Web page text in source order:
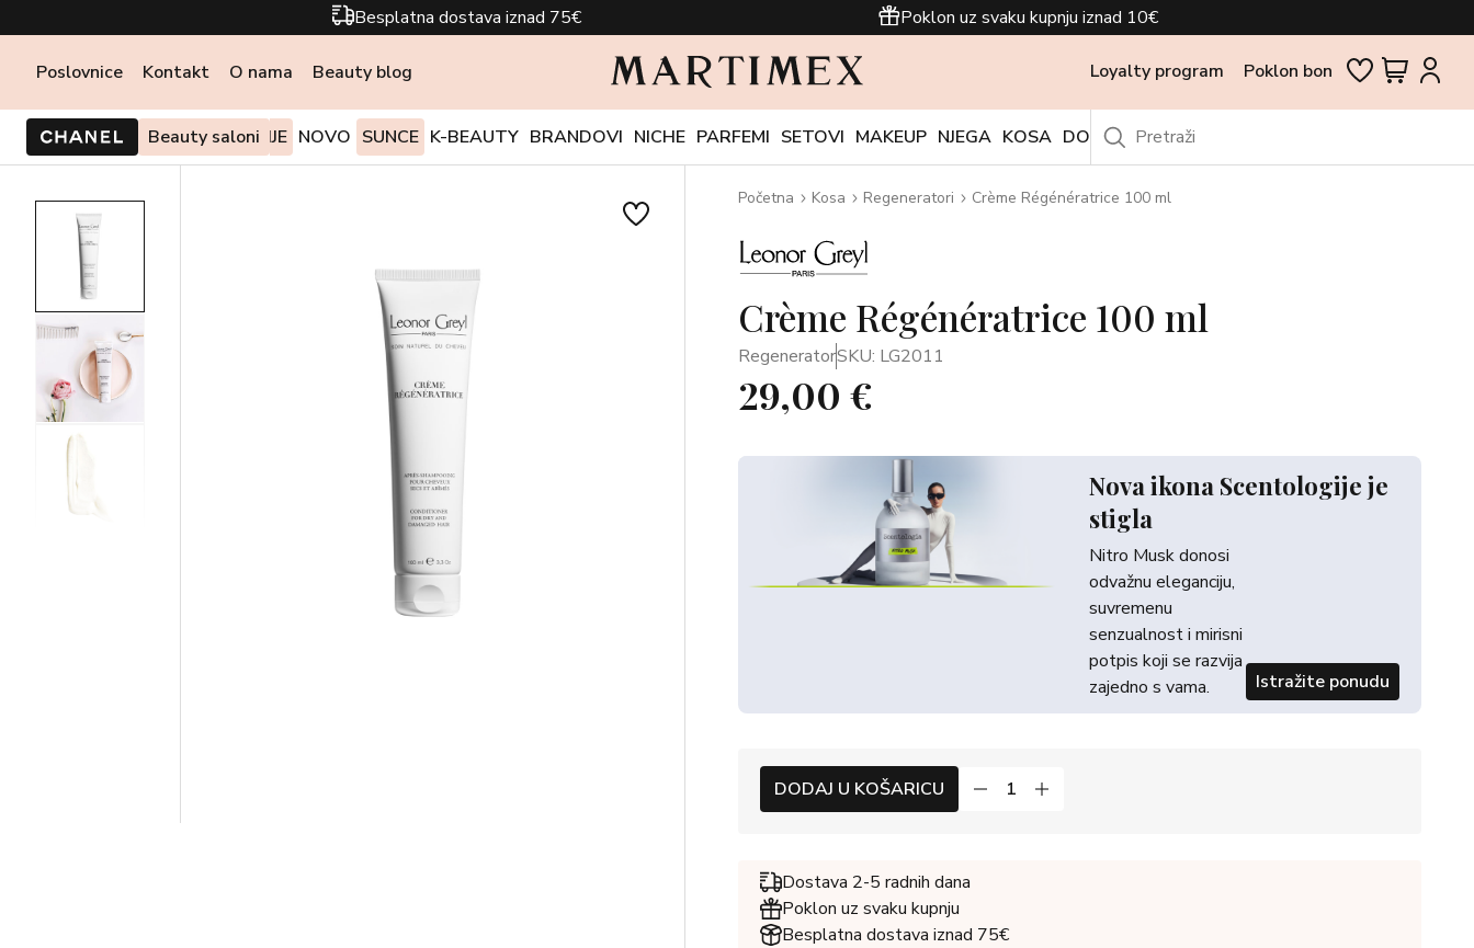
Besplatna dostava iznad 75€ Poklon uz svaku kupnju iznad 10€
Poslovnice Kontakt O nama Beauty blog Loyalty program Poklon bon
Beauty saloni
PONUDE I AKCIJE NOVO SUNCE K-BEAUTY BRANDOVI NICHE PARFEMI SETOVI MAKEUP NJEGA KOSA DODACI OUTLET
Početna Kosa Regeneratori Crème Régénératrice 100 ml
Crème Régénératrice 100 ml
RegeneratorSKU: LG2011
29,00 €
Nova ikona Scentologije je
stigla
Nitro Musk donosi
odvažnu eleganciju,
suvremenu
senzualnost i mirisni
potpis koji se razvija
zajedno s vama.
Istražite ponudu
DODAJ U KOŠARICU
Dostava 2-5 radnih dana
Poklon uz svaku kupnju
Besplatna dostava iznad 75€